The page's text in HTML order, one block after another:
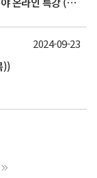
))
2024-09-23